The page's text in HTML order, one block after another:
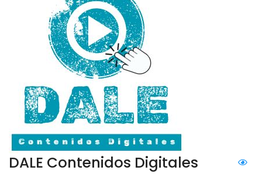
DALE Contenidos Digitales